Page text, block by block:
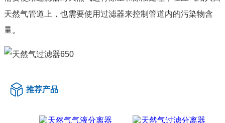
天然气管道上，也需要使用过滤器来控制管道内的污染物含
量。
推荐产品